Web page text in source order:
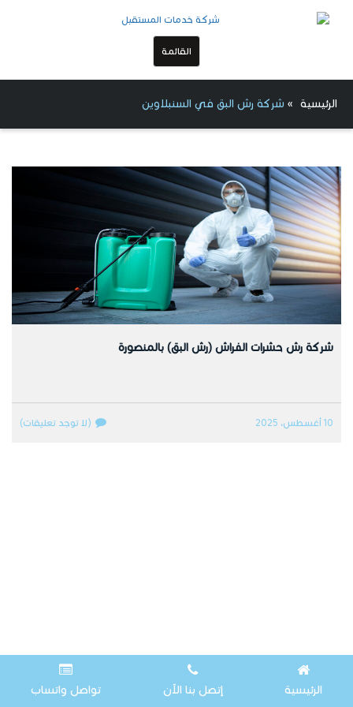
القائمة
الرئيسية » شركة رش البق في السنبلاوين
شركة رش حشرات الفراش (رش البق) بالمنصورة
10 أغسطس، 2025 (لا توجد تعليقات)
الرئيسية إتصل بنا الآن تواصل واتساب